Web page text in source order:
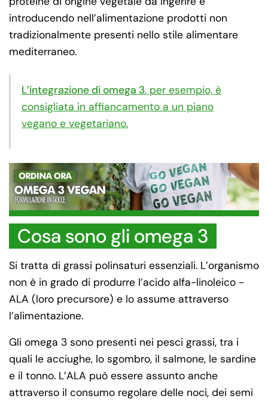
introducendo nell’alimentazione prodotti non
tradizionalmente presenti nello stile alimentare
mediterraneo.
L’integrazione di omega 3, per esempio, è
consigliata in affiancamento a un piano
vegano e vegetariano.
Cosa sono gli omega 3
Si tratta di grassi polinsaturi essenziali. L’organismo
non è in grado di produrre l’acido alfa-linoleico -
ALA (loro precursore) e lo assume attraverso
l’alimentazione.
Gli omega 3 sono presenti nei pesci grassi, tra i
quali le acciughe, lo sgombro, il salmone, le sardine
e il tonno. L’ALA può essere assunto anche
attraverso il consumo regolare delle noci, dei semi